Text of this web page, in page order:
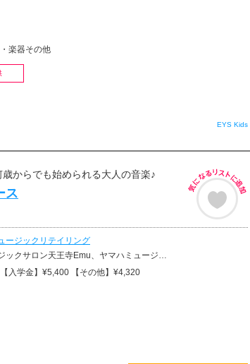
楽器その他
EYS Kids
からでも始められる大人の音楽♪
ス
ージックリテイリング
Emu、ヤマハミュージックセンター、ミュージックアベニューなんば
【入学金】¥5,400 【その他】¥4,320